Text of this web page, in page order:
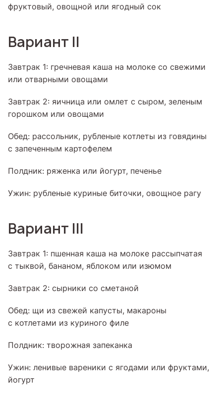
фруктовый, овощной или ягодный сок
Вариант II
Завтрак 1: гречневая каша на молоке со свежими
или отварными овощами
Завтрак 2: яичница или омлет с сыром, зеленым
горошком или овощами
Обед: рассольник, рубленые котлеты из говядины
с запеченным картофелем
Полдник: ряженка или йогурт, печенье
Ужин: рубленые куриные биточки, овощное рагу
Вариант III
Завтрак 1: пшенная каша на молоке рассыпчатая
с тыквой, бананом, яблоком или изюмом
Завтрак 2: сырники со сметаной
Обед: щи из свежей капусты, макароны
с котлетами из куриного филе
Полдник: творожная запеканка
Ужин: ленивые вареники с ягодами или фруктами,
йогурт